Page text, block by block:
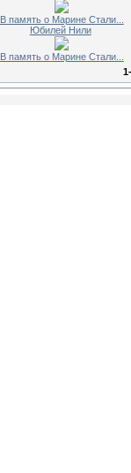
В память о Марине Стали...
Юбилей Нили
В память о Марине Стали...